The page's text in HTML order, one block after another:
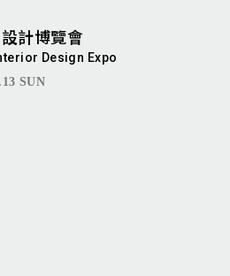
計博覽會
Design Expo
SUN